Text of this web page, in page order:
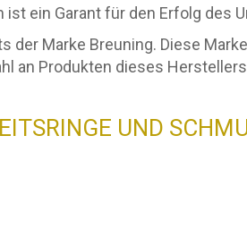
ein Garant für den Erfolg des
Marke Breuning. Diese
an Produkten dieses
UND